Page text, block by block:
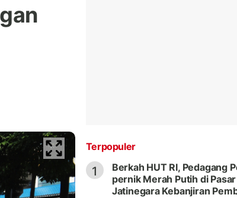
Terpopuler
1
Berkah HUT RI, Pedagang
pernik Merah Putih di Pasar
Jatinegara Kebanjiran